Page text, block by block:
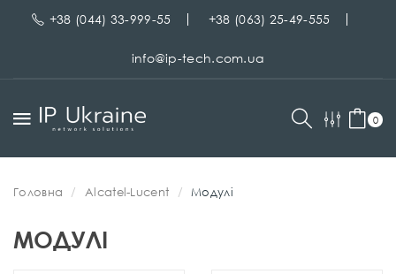
+38 (044) 33-999-55 +38 (063) 25-49-555
info@ip-tech.com.ua
0
Головна Alcatel-Lucent Модулі
МОДУЛІ